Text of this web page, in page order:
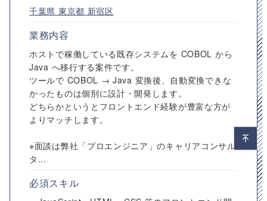
千葉県 東京都 新宿区
業務内容
ホストで稼働している既存システムを COBOL から
Java へ移行する案件です。
ツールで COBOL → Java 変換後、自動変換できな
かったものは個別に設計・開発します。
どちらかというとフロントエンド経験が豊富な方が
よりマッチします。
※面談は弊社「プロエンジニア」のキャリアコンサル
タ...
必須スキル